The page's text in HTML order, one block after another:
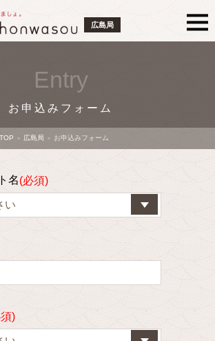
広島局
Entry
お申込みフォーム
> 広島局 > お申込みフォーム
名